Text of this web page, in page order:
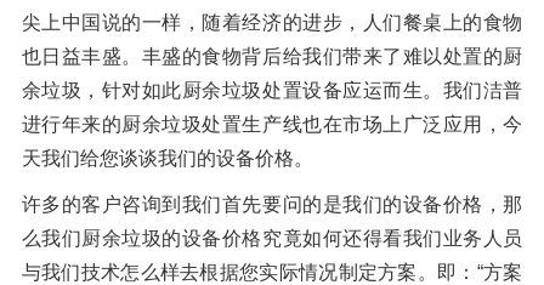
环锤式粉碎机 鼓式粉碎机
轮胎钢丝分离机 通用型粉碎机
破碎设备
反击式破碎机 颚式破碎机
圆锥破碎机 立轴冲击式破碎机
挤压成型设备
RDF成型机 生物质颗粒机
成套机组
封闭式破碎系统
橡胶破胶机组
分选分离设备
风选机 滚筒筛
新闻资讯
走进洁普
联系我们
尖上中国说的一样，随着经济的进步，人们餐桌上的食物
也日益丰盛。丰盛的食物背后给我们带来了难以处置的厨
余垃圾，针对如此厨余垃圾处置设备应运而生。我们洁普
进行年来的厨余垃圾处置生产线也在市场上广泛应用，今
天我们给您谈谈我们的设备价格。
许多的客户咨询到我们首先要问的是我们的设备价格，那
么我们厨余垃圾的设备价格究竟如何还得看我们业务人员
与我们技术怎么样去根据您实际情况制定方案。即：“方案